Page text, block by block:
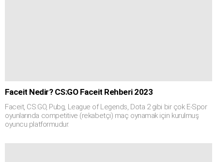
Faceit Nedir? CS:GO Faceit Rehberi 2023
Faceit, CS:GO, Pubg, League of Legends, Dota 2 gibi bir çok E-Spor
oyunlarında competitive (rekabetçi) maç oynamak için kurulmuş
oyuncu platformudur.